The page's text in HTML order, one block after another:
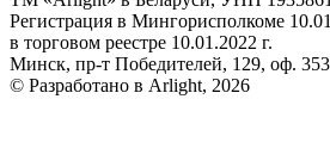
Регистрация в Мингорисполкоме
в торговом реестре 10.01.2022 г.
Минск, пр-т Победителей, 129, оф. 353
© Разработано в Arlight, 2026